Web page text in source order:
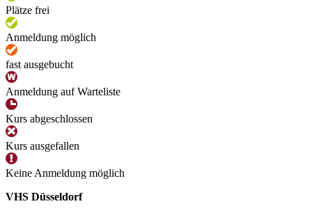
Plätze frei
Anmeldung möglich
fast ausgebucht
Anmeldung auf Warteliste
Kurs abgeschlossen
Kurs ausgefallen
Keine Anmeldung möglich
VHS Düsseldorf